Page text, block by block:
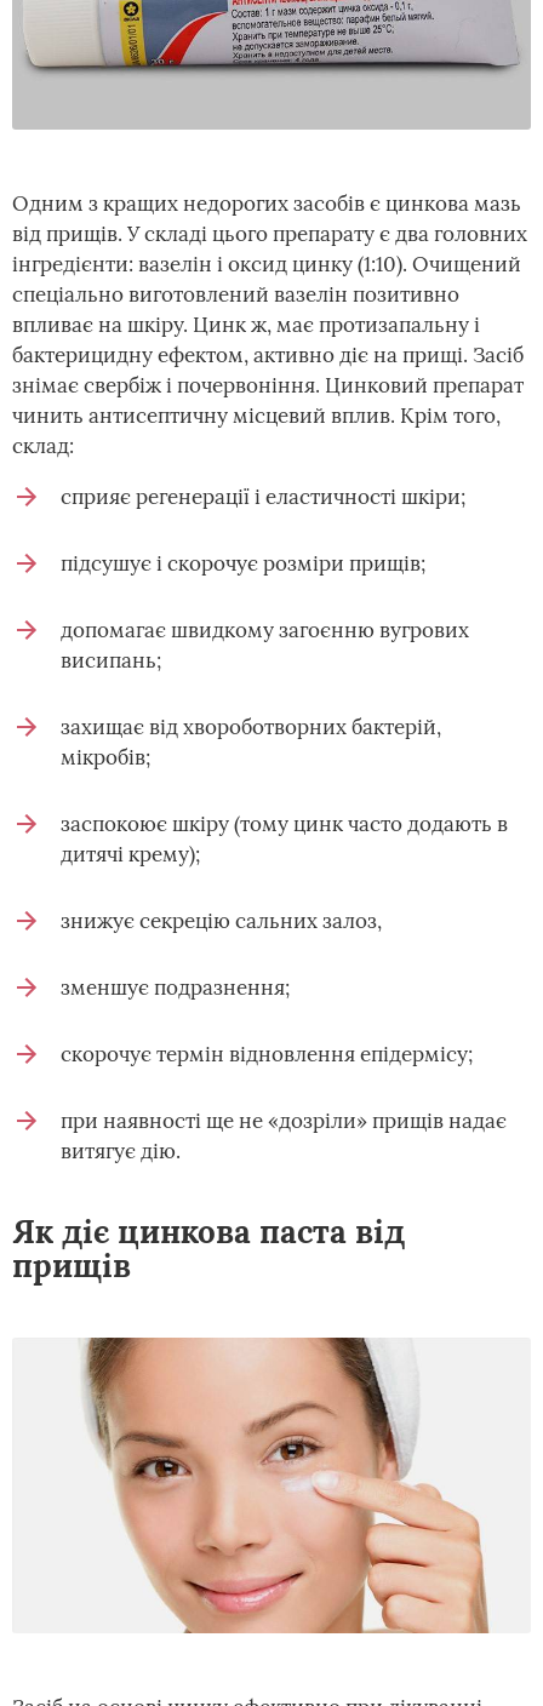
Одним з кращих недорогих засобів є цинкова мазь
від прищів. У складі цього препарату є два головних
інгредієнти: вазелін і оксид цинку (1:10). Очищений
спеціально виготовлений вазелін позитивно
впливає на шкіру. Цинк ж, має протизапальну і
бактерицидну ефектом, активно діє на прищі. Засіб
знімає свербіж і почервоніння. Цинковий препарат
чинить антисептичну місцевий вплив. Крім того,
склад:
сприяє регенерації і еластичності шкіри;
підсушує і скорочує розміри прищів;
допомагає швидкому загоєнню вугрових
висипань;
захищає від хвороботворних бактерій,
мікробів;
заспокоює шкіру (тому цинк часто додають в
дитячі крему);
знижує секрецію сальних залоз,
зменшує подразнення;
скорочує термін відновлення епідермісу;
при наявності ще не «дозріли» прищів надає
витягує дію.
Як діє цинкова паста від
прищів